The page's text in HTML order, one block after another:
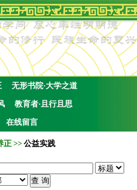
无形书院·大学之道
教育者·且行且思
在线留言
正>> 公益实践